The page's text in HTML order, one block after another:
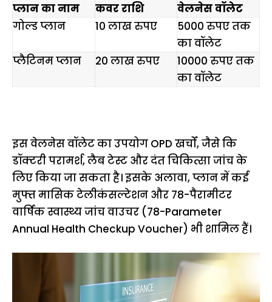
प्लान का नाम कवर राशि
वेलनेस वॉलेट
गोल्ड प्लान
10 लाख रुपए
5000 रुपए तक
का वॉलेट
प्लैटिनम प्लान
20 लाख रुपए
10000 रुपए तक
का वॉलेट
इस वेलनेस वॉलेट का उपयोग OPD खर्चों, जैसे कि
डॉक्टरी परामर्श, लैब टेस्ट और दंत चिकित्सा जांच के
लिए किया जा सकता है। इसके अलावा, प्लान में कई
मुफ्त मासिक टेलीकंसल्टेशन और 78-पैरामीटर
वार्षिक स्वास्थ्य जांच वाउचर (78-Parameter
Annual Health Checkup Voucher) भी शामिल हैं।